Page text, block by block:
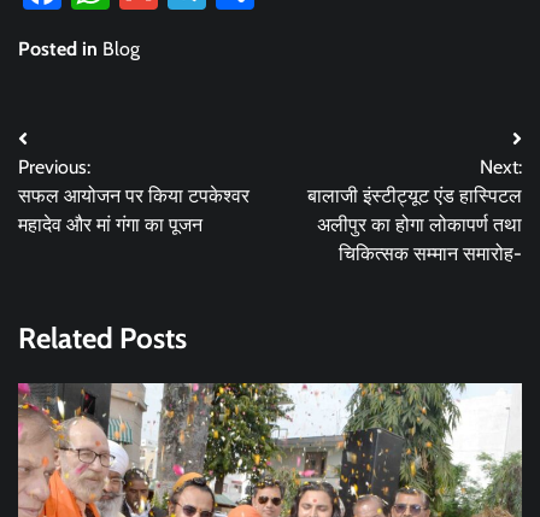
Posted in Blog
Post
navigation
Previous:
सफल आयोजन पर किया टपकेश्वर
महादेव और मां गंगा का पूजन
Next:
बालाजी इंस्टीट्यूट एंड हास्पिटल
अलीपुर का होगा लोकापर्ण तथा
चिकित्सक सम्मान समारोह-
Related Posts